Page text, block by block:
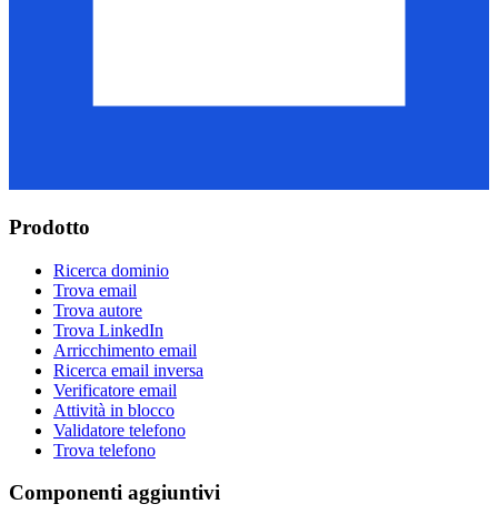
Prodotto
Ricerca dominio
Trova email
Trova autore
Trova LinkedIn
Arricchimento email
Ricerca email inversa
Verificatore email
Attività in blocco
Validatore telefono
Trova telefono
Componenti aggiuntivi